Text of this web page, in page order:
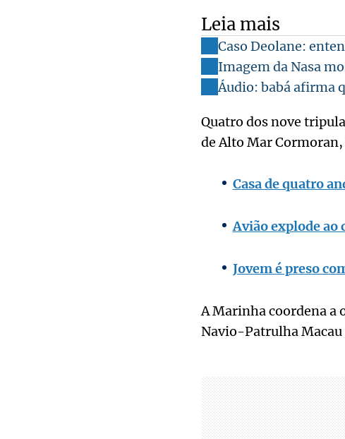
Leia mais
Caso Deolane:
Imagem da Nasa
Áudio: babá afirma
Quatro dos nove
de Alto Mar
Casa de quatro
Avião explode ao
Jovem é preso
A Marinha coordena a
Navio-Patrulha Macau